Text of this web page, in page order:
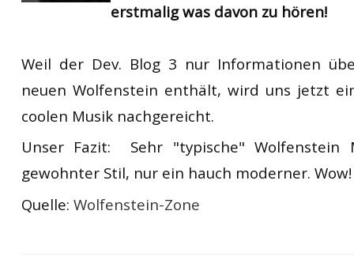
erstmalig was davon zu hören!
Weil der Dev. Blog 3 nur Informationen
neuen Wolfenstein enthält, wird uns jetzt
coolen Musik nachgereicht.
Unser Fazit: Sehr "typische" Wolfenstein
gewohnter Stil, nur ein hauch moderner.
Quelle: Wolfenstein-Zone